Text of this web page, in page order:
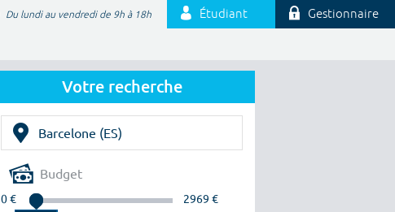
Du lundi au vendredi de 9h à 18h Étudiant Gestionnaire
Votre recherche
Budget
0 € 2969 €